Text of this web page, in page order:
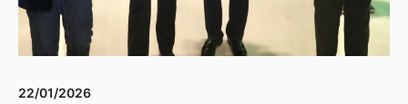
22/01/2026